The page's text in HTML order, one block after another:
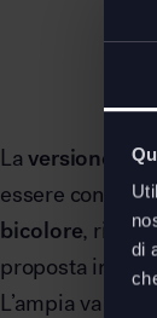
di
Laversione a
essere
bicolore,
proposta in
L’ampia